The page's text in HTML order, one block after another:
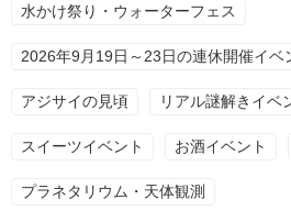
水かけ祭り・ウォーターフェス
2026年9月19日～23日の連休開催イベ
アジサイの見頃 リアル謎解きイベ
スイーツイベント お酒イベント
プラネタリウム・天体観測